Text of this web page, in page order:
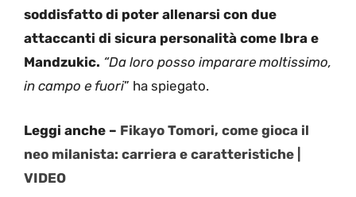
soddisfatto di poter allenarsi con due
attaccanti di sicura personalità come Ibra e
Mandzukic. “Da loro posso imparare moltissimo,
in campo e fuori” ha spiegato.
Leggi anche – Fikayo Tomori, come gioca il
neo milanista: carriera e caratteristiche |
VIDEO